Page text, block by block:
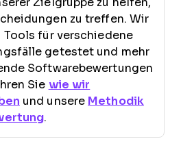
Zielgruppe zu helfen,
zu treffen. Wir
Tools für verschiedene
getestet und mehr
Softwarebewertungen
Sie wie wir
und unsere Methodik
.